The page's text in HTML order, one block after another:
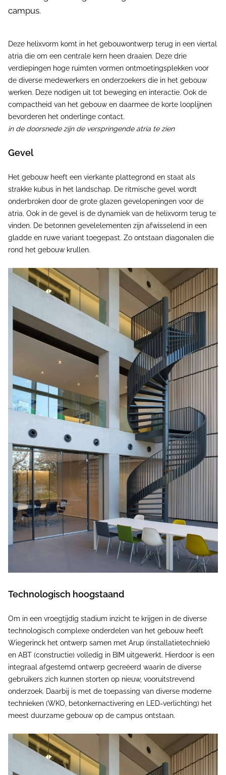
campus.
Deze helixvorm komt in het gebouwontwerp terug in een viertal
atria die om een centrale kern heen draaien. Deze drie
verdiepingen hoge ruimten vormen ontmoetingsplekken voor
de diverse medewerkers en onderzoekers die in het gebouw
werken. Deze nodigen uit tot beweging en interactie. Ook de
compactheid van het gebouw en daarmee de korte looplijnen
bevorderen het onderlinge contact.
in de doorsnede zijn de verspringende atria te zien
Gevel
Het gebouw heeft een vierkante plattegrond en staat als
strakke kubus in het landschap. De ritmische gevel wordt
onderbroken door de grote glazen gevelopeningen voor de
atria. Ook in de gevel is de dynamiek van de helixvorm terug te
vinden. De betonnen gevelelementen zijn afwisselend in een
gladde en ruwe variant toegepast. Zo ontstaan diagonalen die
rond het gebouw krullen.
Technologisch hoogstaand
Om in een vroegtijdig stadium inzicht te krijgen in de diverse
technologisch complexe onderdelen van het gebouw heeft
Wiegerinck het ontwerp samen met Arup (installatietechniek)
en ABT (constructie) volledig in BIM uitgewerkt. Hierdoor is een
integraal afgestemd ontwerp gecreëerd waarin de diverse
gebruikers zich kunnen storten op nieuw, vooruitstrevend
onderzoek. Daarbij is met de toepassing van diverse moderne
technieken (WKO, betonkernactivering en LED-verlichting) het
meest duurzame gebouw op de campus ontstaan.